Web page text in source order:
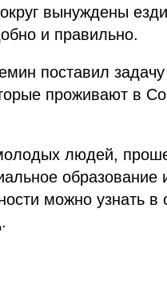
вынуждены
и правильно.
поставил задачу
проживают в
людей,
образование
можно узнать в